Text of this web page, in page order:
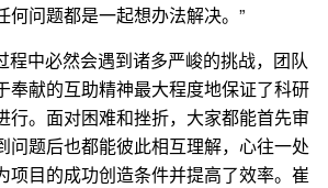
何问题都是一起想办法解决。”
程中必然会遇到诸多严峻的挑战，团队
奉献的互助精神最大程度地保证了科研
行。面对困难和挫折，大家都能首先审
问题后也都能彼此相互理解，心往一处
项目的成功创造条件并提高了效率。崔